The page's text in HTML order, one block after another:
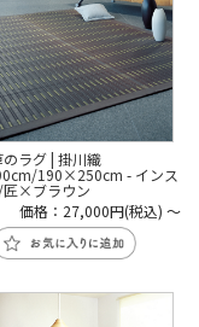
ラグ | 掛川織
190×250cm - インス
匠×ブラウン
価格：27,000円(税込) ～